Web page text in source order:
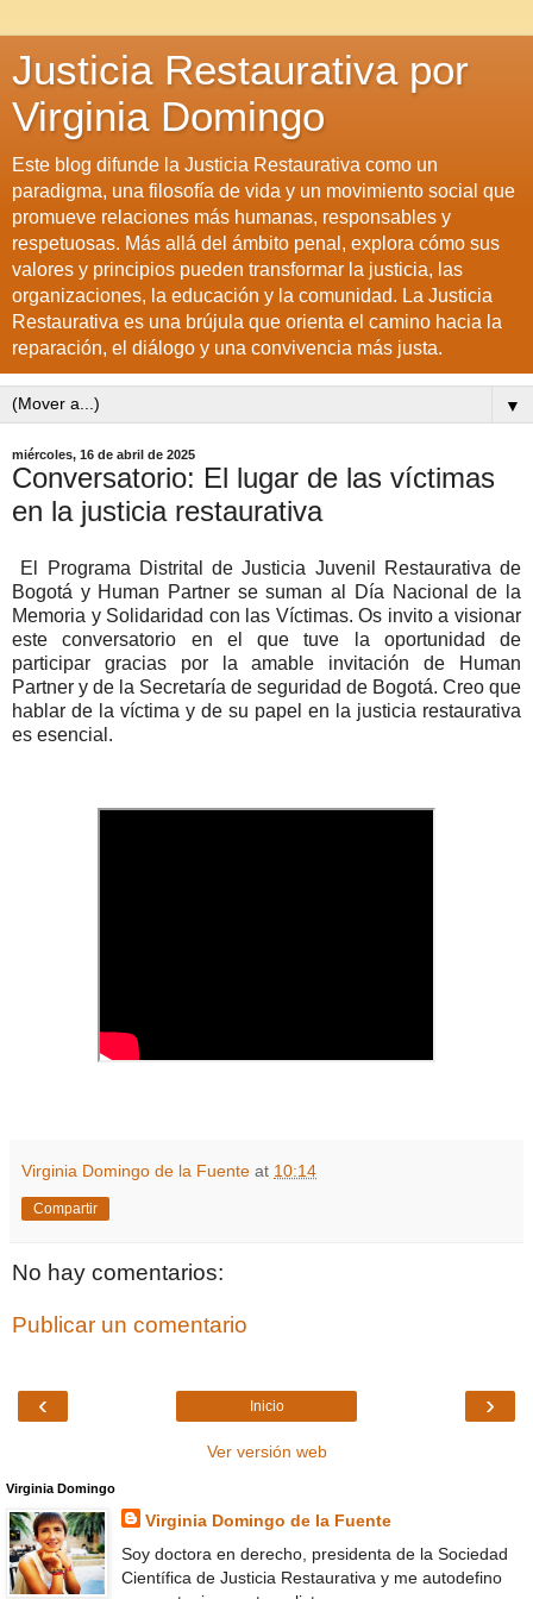
Justicia Restaurativa por
Virginia Domingo
Este blog difunde la Justicia Restaurativa como un
paradigma, una filosofía de vida y un movimiento social que
promueve relaciones más humanas, responsables y
respetuosas. Más allá del ámbito penal, explora cómo sus
valores y principios pueden transformar la justicia, las
organizaciones, la educación y la comunidad. La Justicia
Restaurativa es una brújula que orienta el camino hacia la
reparación, el diálogo y una convivencia más justa.
▼
miércoles, 16 de abril de 2025
Conversatorio: El lugar de las víctimas
en la justicia restaurativa
El Programa Distrital de Justicia Juvenil Restaurativa de
Bogotá y Human Partner se suman al Día Nacional de la
Memoria y Solidaridad con las Víctimas. Os invito a visionar
este conversatorio en el que tuve la oportunidad de
participar gracias por la amable invitación de Human
Partner y de la Secretaría de seguridad de Bogotá. Creo que
hablar de la víctima y de su papel en la justicia restaurativa
es esencial.
Virginia Domingo de la Fuente at 10:14
Compartir
No hay comentarios:
Publicar un comentario
‹ ›
Inicio
Ver versión web
Virginia Domingo
Virginia Domingo de la Fuente
Soy doctora en derecho, presidenta de la Sociedad
Científica de Justicia Restaurativa y me autodefino